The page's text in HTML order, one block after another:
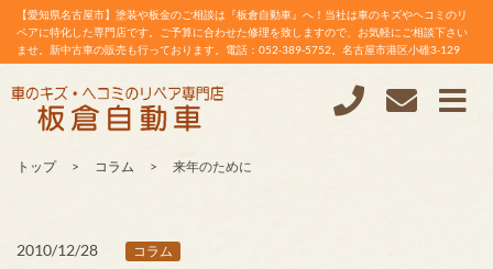
【愛知県名古屋市】塗装や板金のご相談は『板倉自動車』へ！当社は車のキズやヘコミのリ
ペアに特化した専門店です。ご予算に合わせた修理を致しますので、お気軽にご相談下さい
ませ。新中古車の販売も行っております。電話：052-389-5752。名古屋市港区小碓3-129
トップ コラム 来年のために
2010/12/28 コラム